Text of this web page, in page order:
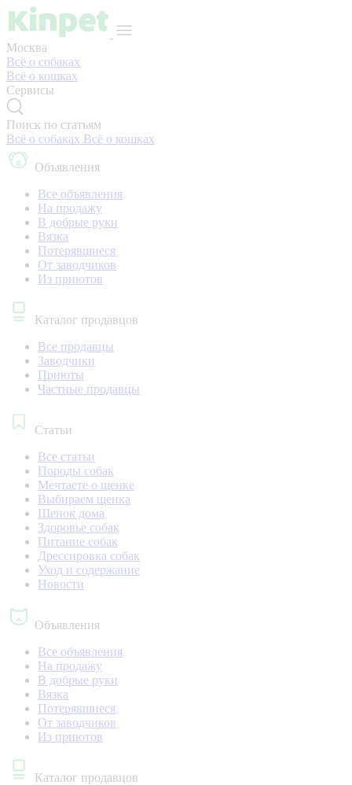
Москва
Всё о собаках
Всё о кошках
Сервисы
Поиск по статьям
Всё о собаках Всё о кошках
Объявления
Все объявления
На продажу
В добрые руки
Вязка
Потерявшиеся
От заводчиков
Из приютов
Каталог продавцов
Все продавцы
Заводчики
Приюты
Частные продавцы
Статьи
Все статьи
Породы собак
Мечтаете о щенке
Выбираем щенка
Щенок дома
Здоровье собак
Питание собак
Дрессировка собак
Уход и содержание
Новости
Объявления
Все объявления
На продажу
В добрые руки
Вязка
Потерявшиеся
От заводчиков
Из приютов
Каталог продавцов